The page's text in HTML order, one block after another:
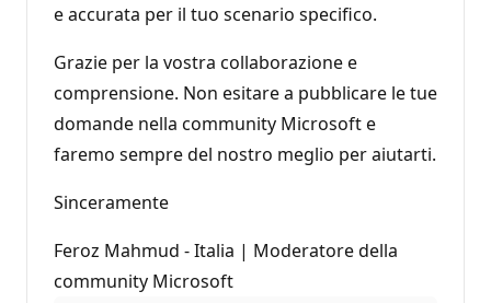
e accurata per il tuo scenario specifico.
Grazie per la vostra collaborazione e
comprensione. Non esitare a pubblicare le tue
domande nella community Microsoft e
faremo sempre del nostro meglio per aiutarti.
Sinceramente
Feroz Mahmud - Italia | Moderatore della
community Microsoft